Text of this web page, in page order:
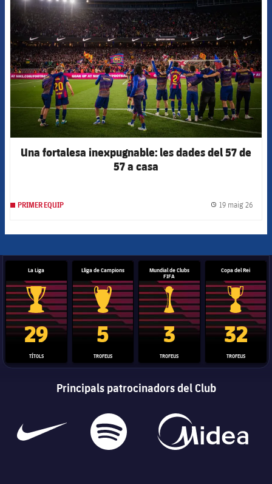
Una fortalesa inexpugnable: les dades del 57 de
57 a casa
PRIMER EQUIP 19 maig 26
La Liga
Trofeu de la Liga
29
TÍTOLS
Lliga de Campions
Trofeu de la Lliga de Campions
5
TROFEUS
Mundial de Clubs
FIFA
Trofeu del Mundial de Clubs
3
TROFEUS
Copa del Rei
Copa del
32
TROFEUS
Principals patrocinadors del Club